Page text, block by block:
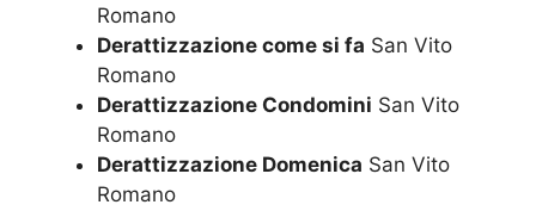
Romano
Derattizzazione come si fa San Vito
Romano
Derattizzazione Condomini San Vito
Romano
Derattizzazione Domenica San Vito
Romano